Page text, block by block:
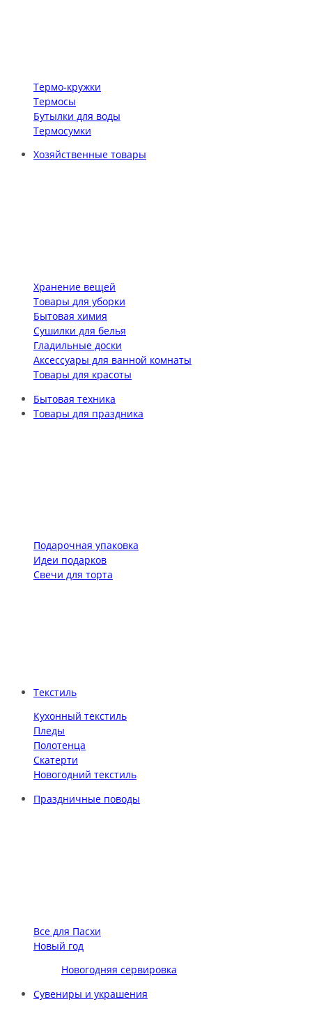
Термо-кружки
Термосы
Бутылки для воды
Термосумки
Хозяйственные товары
Хранение вещей
Товары для уборки
Бытовая химия
Сушилки для белья
Гладильные доски
Аксессуары для ванной комнаты
Товары для красоты
Бытовая техника
Товары для праздника
Подарочная упаковка
Идеи подарков
Свечи для торта
Текстиль
Кухонный текстиль
Пледы
Полотенца
Скатерти
Новогодний текстиль
Праздничные поводы
Все для Пасхи
Новый год
Новогодняя сервировка
Сувениры и украшения